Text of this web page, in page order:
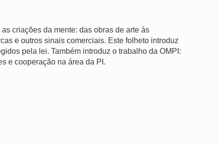
criações da mente: das obras de arte às
e outros sinais comerciais. Este folheto introduz
pela lei. Também introduz o trabalho da OMPI:
e cooperação na área da PI.